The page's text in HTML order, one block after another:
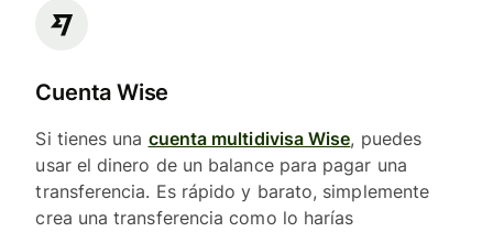
Cuenta Wise
Si tienes una cuenta multidivisa Wise, puedes
usar el dinero de un balance para pagar una
transferencia. Es rápido y barato, simplemente
crea una transferencia como lo harías